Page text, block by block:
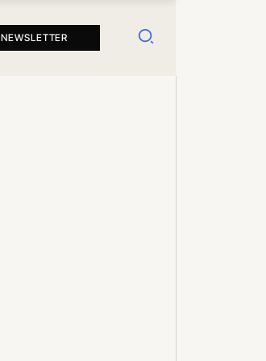
NEWSLETTER Suchen